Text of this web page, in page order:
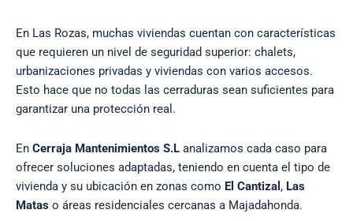
En Las Rozas, muchas viviendas cuentan con características
que requieren un nivel de seguridad superior: chalets,
urbanizaciones privadas y viviendas con varios accesos.
Esto hace que no todas las cerraduras sean suficientes para
garantizar una protección real.
En Cerraja Mantenimientos S.L analizamos cada caso para
ofrecer soluciones adaptadas, teniendo en cuenta el tipo de
vivienda y su ubicación en zonas como El Cantizal , Las
Matas o áreas residenciales cercanas a Majadahonda.